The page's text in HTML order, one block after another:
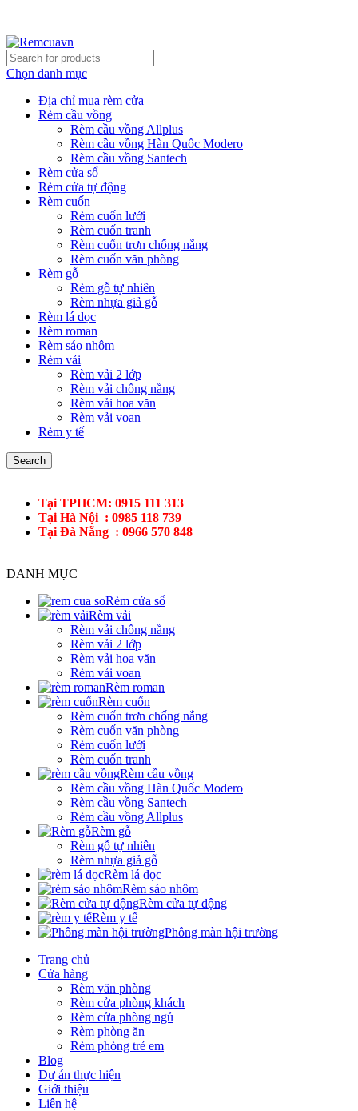
Chọn danh mục
Địa chỉ mua rèm cửa
Rèm cầu vồng
Rèm cầu vồng Allplus
Rèm cầu vồng Hàn Quốc Modero
Rèm cầu vồng Santech
Rèm cửa sổ
Rèm cửa tự động
Rèm cuốn
Rèm cuốn lưới
Rèm cuốn tranh
Rèm cuốn trơn chống nắng
Rèm cuốn văn phòng
Rèm gỗ
Rèm gỗ tự nhiên
Rèm nhựa giả gỗ
Rèm lá dọc
Rèm roman
Rèm sáo nhôm
Rèm vải
Rèm vải 2 lớp
Rèm vải chống nắng
Rèm vải hoa văn
Rèm vải voan
Rèm y tế
Search
Tại TPHCM: 0915 111 313
Tại Hà Nội : 0985 118 739
Tại Đà Nẵng : 0966 570 848
DANH MỤC
Rèm cửa sổ
Rèm vải
Rèm vải chống nắng
Rèm vải 2 lớp
Rèm vải hoa văn
Rèm vải voan
Rèm roman
Rèm cuốn
Rèm cuốn trơn chống nắng
Rèm cuốn văn phòng
Rèm cuốn lưới
Rèm cuốn tranh
Rèm cầu vồng
Rèm cầu vồng Hàn Quốc Modero
Rèm cầu vồng Santech
Rèm cầu vồng Allplus
Rèm gỗ
Rèm gỗ tự nhiên
Rèm nhựa giả gỗ
Rèm lá dọc
Rèm sáo nhôm
Rèm cửa tự động
Rèm y tế
Phông màn hội trường
Trang chủ
Cửa hàng
Rèm văn phòng
Rèm cửa phòng khách
Rèm cửa phòng ngủ
Rèm phòng ăn
Rèm phòng trẻ em
Blog
Dự án thực hiện
Giới thiệu
Liên hệ